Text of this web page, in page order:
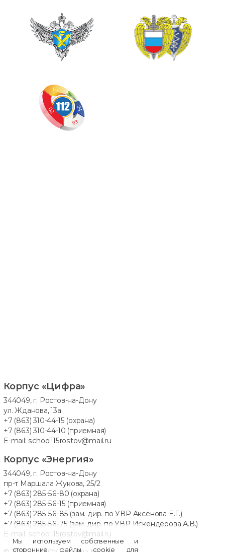
Мы используем собственные и
сторонние файлы cookie для
Корпус «Цифра»
344049, г. Ростов-на-Дону
ул. Жданова, 13а
+7 (863) 310-44-15 (охрана)
+7 (863) 310-44-10 (приемная)
E-mail: school115rostov@mail.ru
Корпус «Энергия»
344049, г. Ростов-на-Дону
пр-т Маршала Жукова, 25/2
+7 (863) 285-56-80 (охрана)
+7 (863) 285-56-15 (приемная)
+7 (863) 285-56-85 (зам. дир. по УВР Аксёнова Е.Г.)
+7 (863) 285-56-75 (зам. дир. по УВР Искендерова А.В.)
E-mail: school115rostov@mail.ru